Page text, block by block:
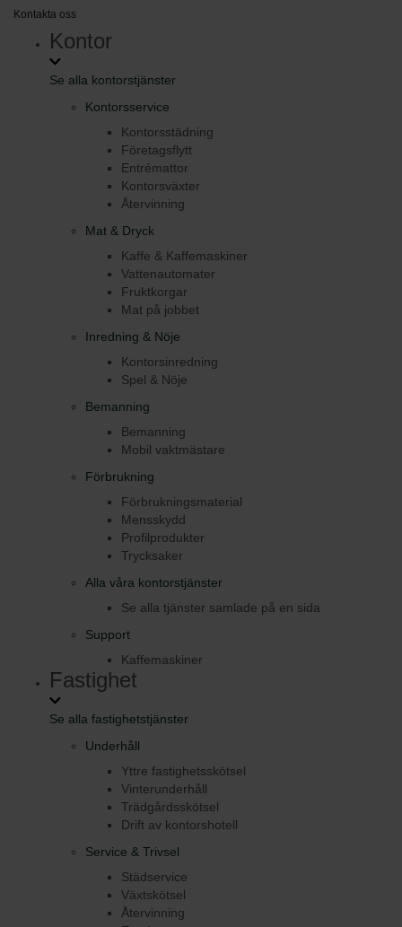
Kontakta oss
Kontor
Se alla kontorstjänster
Kontorsservice
Kontorsstädning
Företagsflytt
Entrémattor
Kontorsväxter
Återvinning
Mat & Dryck
Kaffe & Kaffemaskiner
Vattenautomater
Fruktkorgar
Mat på jobbet
Inredning & Nöje
Kontorsinredning
Spel & Nöje
Bemanning
Bemanning
Mobil vaktmästare
Förbrukning
Förbrukningsmaterial
Mensskydd
Profilprodukter
Trycksaker
Alla våra kontorstjänster
Se alla tjänster samlade på en sida
Support
Kaffemaskiner
Fastighet
Se alla fastighetstjänster
Underhåll
Yttre fastighetsskötsel
Vinterunderhåll
Trädgårdsskötsel
Drift av kontorshotell
Service & Trivsel
Städservice
Växtskötsel
Återvinning